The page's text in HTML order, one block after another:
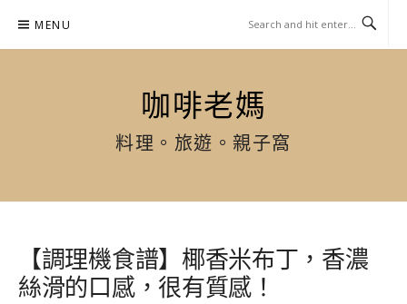
content
MENU
咖啡老媽
料理。旅遊。親子窩
【調理機食譜】椰香米布丁，香濃
絲滑的口感，很有質感！